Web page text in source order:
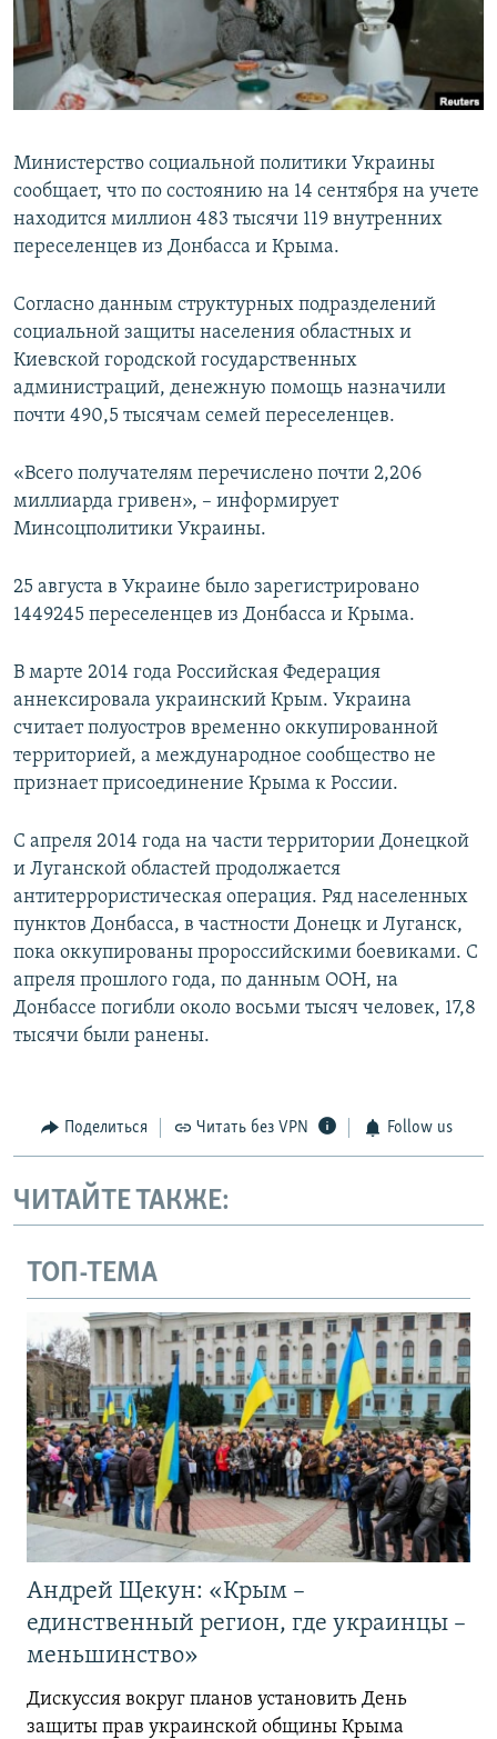
ПОБЕДИТЕЛЕЙ НЕ СУДЯТ?
КРЫМ.НЕПОКОРЕННЫЙ
ELIFBE
ПРИСОЕДИНЯЙТЕСЬ!
Все сайты RFE/RL
Министерство социальной политики Украины
сообщает, что по состоянию на 14 сентября на учете
находится миллион 483 тысячи 119 внутренних
переселенцев из Донбасса и Крыма.
Согласно данным структурных подразделений
социальной защиты населения областных и
Киевской городской государственных
администраций, денежную помощь назначили
почти 490,5 тысячам семей переселенцев.
«Всего получателям перечислено почти 2,206
миллиарда гривен», – информирует
Минсоцполитики Украины.
25 августа в Украине было зарегистрировано
1449245 переселенцев из Донбасса и Крыма.
В марте 2014 года Российская Федерация
аннексировала украинский Крым. Украина
считает полуостров временно оккупированной
территорией, а международное сообщество не
признает присоединение Крыма к России.
С апреля 2014 года на части территории Донецкой
и Луганской областей продолжается
антитеррористическая операция. Ряд населенных
пунктов Донбасса, в частности Донецк и Луганск,
пока оккупированы пророссийскими боевиками. С
апреля прошлого года, по данным ООН, на
Донбассе погибли около восьми тысяч человек, 17,8
тысячи были ранены.
Поделиться Читать без VPN Follow us
ЧИТАЙТЕ ТАКЖЕ:
ТОП-ТЕМА
Андрей Щекун: «Крым –
единственный регион, где украинцы –
меньшинство»
Дискуссия вокруг планов установить День
защиты прав украинской общины Крыма